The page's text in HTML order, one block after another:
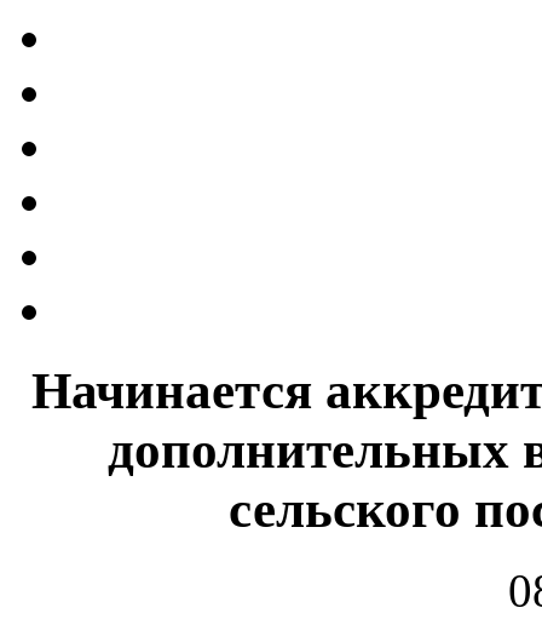
Начинается
дополнительных
сельского